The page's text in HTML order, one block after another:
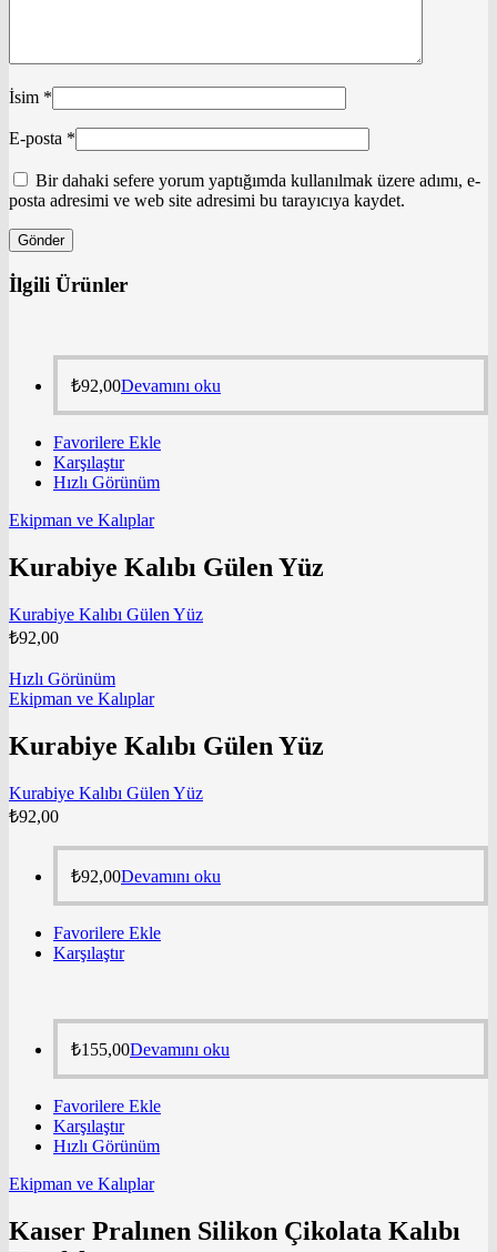
İsim *
E-posta *
Bir dahaki sefere yorum yaptığımda kullanılmak üzere adımı, e-
posta adresimi ve web site adresimi bu tarayıcıya kaydet.
İlgili Ürünler
₺92,00Devamını oku
Favorilere Ekle
Karşılaştır
Hızlı Görünüm
Ekipman ve Kalıplar
Kurabiye Kalıbı Gülen Yüz
Kurabiye Kalıbı Gülen Yüz
₺92,00
Hızlı Görünüm
Ekipman ve Kalıplar
Kurabiye Kalıbı Gülen Yüz
Kurabiye Kalıbı Gülen Yüz
₺92,00
₺92,00Devamını oku
Favorilere Ekle
Karşılaştır
₺155,00Devamını oku
Favorilere Ekle
Karşılaştır
Hızlı Görünüm
Ekipman ve Kalıplar
Kaıser Pralınen Silikon Çikolata Kalıbı